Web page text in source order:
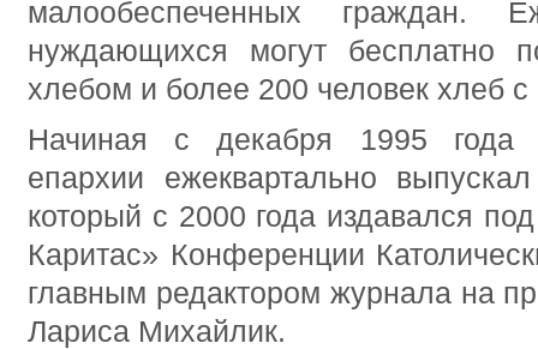
малообеспеченных граждан.
нуждающихся могут бесплатно
хлебом и более 200 человек хлеб
Начиная с декабря 1995 года
епархии ежеквартально
который с 2000 года издавался
Каритас» Конференции
главным редактором журнала на
Лариса Михайлик.